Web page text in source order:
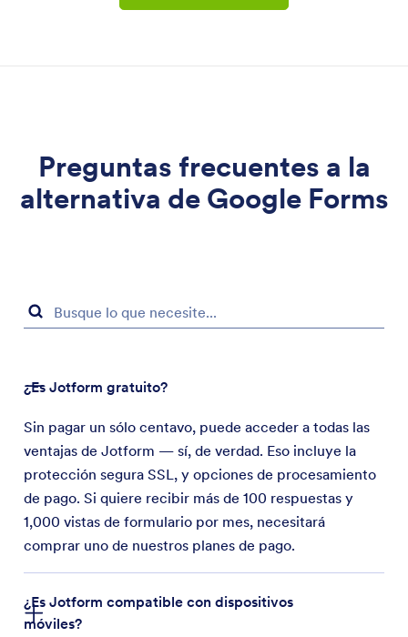
Preguntas frecuentes a la
alternativa de Google Forms
¿Es Jotform gratuito?
Sin pagar un sólo centavo, puede acceder a todas las
ventajas de Jotform — sí, de verdad. Eso incluye la
protección segura SSL, y opciones de procesamiento
de pago. Si quiere recibir más de 100 respuestas y
1,000 vistas de formulario por mes, necesitará
comprar uno de nuestros planes de pago.
¿Es Jotform compatible con dispositivos
móviles?